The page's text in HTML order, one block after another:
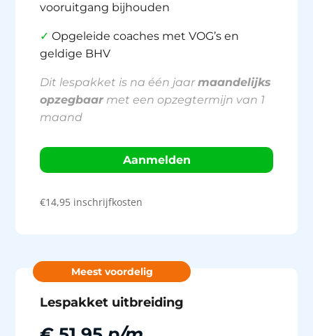
vooruitgang bijhouden
✓Opgeleide coaches met VOG’s en
geldige BHV
Dit lespakket is na één jaarmaandelijks
opzegbaar met een opzegtermijn van 1
maand
Aanmelden
€14,95 inschrijfkosten
Meest voordelig
Lespakket uitbreiding